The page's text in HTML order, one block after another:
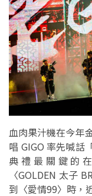
血肉果汁機在今年
唱 GIGO 率先喊話
典禮最關鍵的
〈GOLDEN 太子
到〈愛情99〉時，